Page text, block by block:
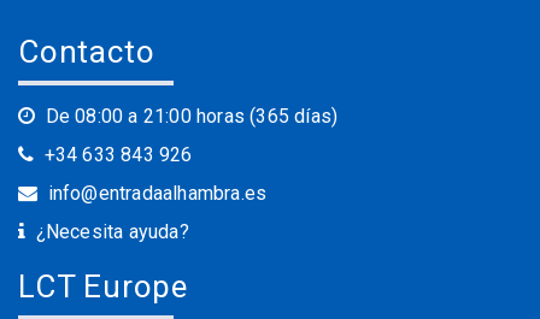
Contacto
De 08:00 a 21:00 horas (365 días)
+34 633 843 926
info@entradaalhambra.es
¿Necesita ayuda?
LCT Europe